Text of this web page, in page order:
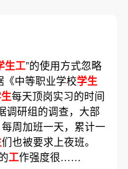
生工”的使用方式忽略
中等职业学校学生
每天顶岗实习的时间
调研组的调查，大部
周加班一天，累计一
们也被要求上夜班。
工作强度很……